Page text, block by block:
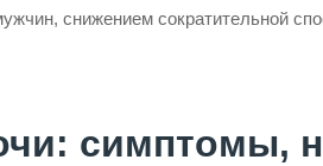
снижением сократительной
симптомы,